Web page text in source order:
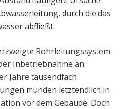
durch die das
abfließt.
Rohrleitungssystem
Inbetriebnahme an
Jahre tausendfach
münden letztendlich in
vor dem Gebäude. Doch